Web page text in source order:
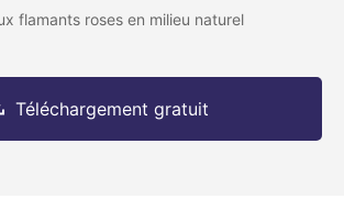
flamants roses en milieu naturel
Téléchargement gratuit